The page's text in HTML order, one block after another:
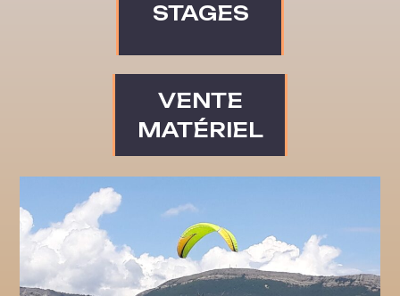
STAGES
VENTE
MATÉRIEL